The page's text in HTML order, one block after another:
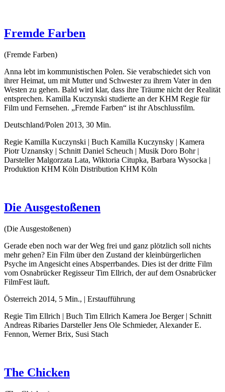
Fremde Farben
(Fremde Farben)
Anna lebt im kommunistischen Polen. Sie verabschiedet sich von
ihrer Heimat, um mit Mutter und Schwester zu ihrem Vater in den
Westen zu gehen. Bald wird klar, dass ihre Träume nicht der Realität
entsprechen. Kamilla Kuczynski studierte an der KHM Regie für
Film und Fernsehen. „Fremde Farben“ ist ihr Abschlussfilm.
Deutschland/Polen 2013, 30 Min.
Regie Kamilla Kuczynski | Buch Kamilla Kuczynsky | Kamera
Piotr Uznansky | Schnitt Daniel Scheuch | Musik Doro Bohr |
Darsteller Malgorzata Lata, Wiktoria Citupka, Barbara Wysocka |
Produktion KHM Köln Distribution KHM Köln
Die Ausgestoßenen
(Die Ausgestoßenen)
Gerade eben noch war der Weg frei und ganz plötzlich soll nichts
mehr gehen? Ein Film über den Zustand der kleinbürgerlichen
Psyche im Angesicht eines Absperrbandes. Dies ist der dritte Film
vom Osnabrücker Regisseur Tim Ellrich, der auf dem Osnabrücker
FilmFest läuft.
Österreich 2014, 5 Min., | Erstaufführung
Regie Tim Ellrich | Buch Tim Ellrich Kamera Joe Berger | Schnitt
Andreas Ribaries Darsteller Jens Ole Schmieder, Alexander E.
Fennon, Werner Brix, Susi Stach
The Chicken